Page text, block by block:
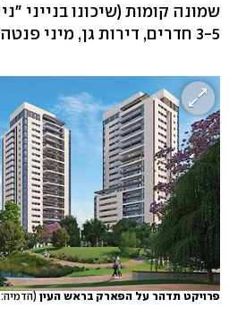
שמונה קומות (שיכונו בנייני
3-5 חדרים, דירות גן, מיני פנטהאוזים ופנטהאוזים.
פרויקט תדהר על הפארק בראש העין